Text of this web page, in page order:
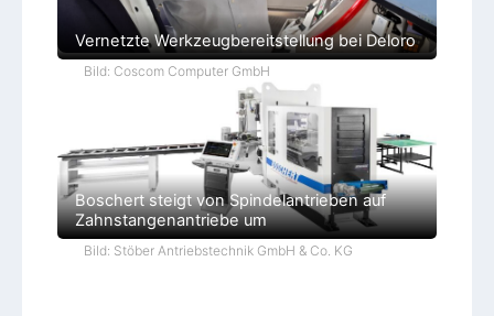
Vernetzte Werkzeugbereitstellung bei Deloro
Bild: Coscom Computer GmbH
Boschert steigt von Spindelantrieben auf
Zahnstangenantriebe um
Bild: Stöber Antriebstechnik GmbH & Co. KG